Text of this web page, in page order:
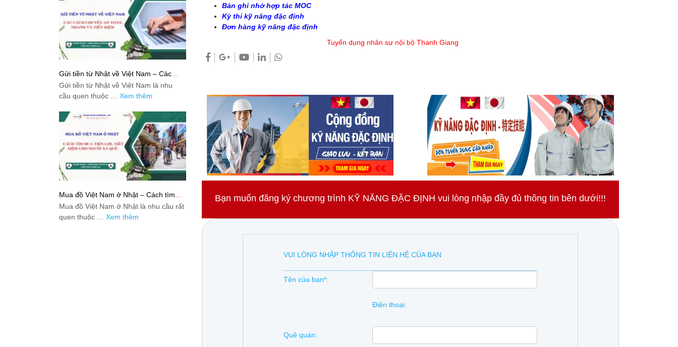
Bản ghi nhớ hợp tác MOC
Kỳ thi kỹ năng đặc định
Đơn hàng kỹ năng đặc định
Tuyển dụng nhân sự nội bộ Thanh Giang
Bạn muốn đăng ký chương trình KỸ NĂNG ĐẶC ĐỊNH vui lòng nhập đầy đủ thông tin bên dưới!!!
VUI LÒNG NHẬP THÔNG TIN LIÊN HỆ CỦA BẠN
Tên của bạn*:
Điện thoại:
Quê quán:
Gửi tiền từ Nhật về Việt Nam – Các
cách chuyển an toàn, nhanh và tiết
kiệm
Gửi tiền từ Nhật về Việt Nam là nhu
cầu quen thuộc … Xem thêm
Mua đồ Việt Nam ở Nhật – Cách tìm
mua tiện lợi, tiết kiệm cho người xa quê
Mua đồ Việt Nam ở Nhật là nhu cầu rất
quen thuộc … Xem thêm